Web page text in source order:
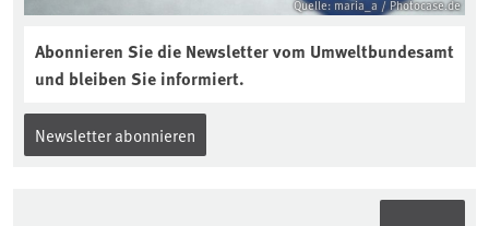
Quelle: maria_a / Photocase.de
Abonnieren Sie die Newsletter vom Umweltbundesamt
und bleiben Sie informiert.
Newsletter abonnieren